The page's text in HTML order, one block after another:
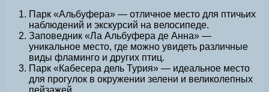
Парк «Альбуфера» — отличное место для птичьих
наблюдений и экскурсий на велосипеде.
Заповедник «Ла Альбуфера де Анна» —
уникальное место, где можно увидеть различные
виды фламинго и других птиц.
Парк «Кабесера дель Турия» — идеальное место
для прогулок в окружении зелени и великолепных